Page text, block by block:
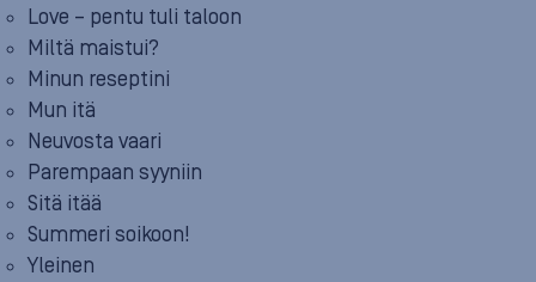
Love – pentu tuli taloon
Miltä maistui?
Minun reseptini
Mun itä
Neuvosta vaari
Parempaan syyniin
Sitä itää
Summeri soikoon!
Yleinen